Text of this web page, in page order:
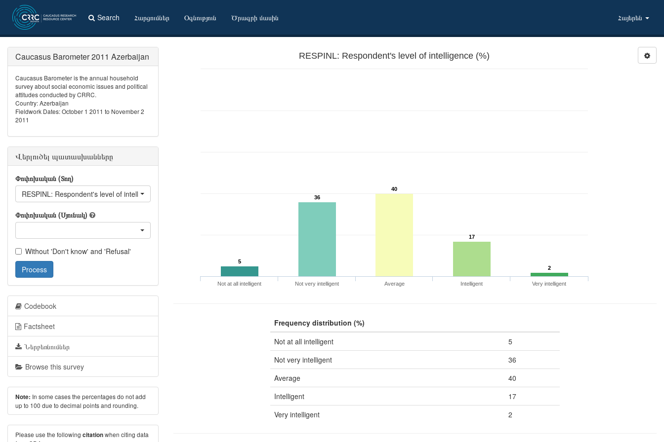
Search Հարցումներ Օգնություն Ծրագրի մասին Հայերեն
RESPINL: Respondent's level of intelligence (%)
5
36
40
17
2
Not at all intelligent Not very intelligent Average Intelligent Very intelligent
Frequency distribution (%)
Not at all intelligent
5
Not very intelligent
36
Average
40
Intelligent
17
Very intelligent
2
Caucasus Barometer 2011 Azerbaijan
Caucasus Barometer is the annual household
survey about social economic issues and political
attitudes conducted by CRRC.
Country: Azerbaijan
Fieldwork Dates: October 1 2011 to November 2
2011
Վերլուծել պատասխանները
Փոփոխական (Տող)
RESPINL: Respondent's level of intelligence
Փոփոխական (Սյունակ)
Without 'Don't know' and 'Refusal'
Process
Codebook
Factsheet
Ներբեռնումներ
Browse this survey
Note: In some cases the percentages do not add
up to 100 due to decimal points and rounding.
Please use the following citationwhen citing data